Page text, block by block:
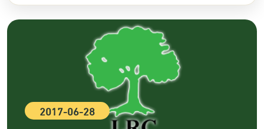
2017-06-28